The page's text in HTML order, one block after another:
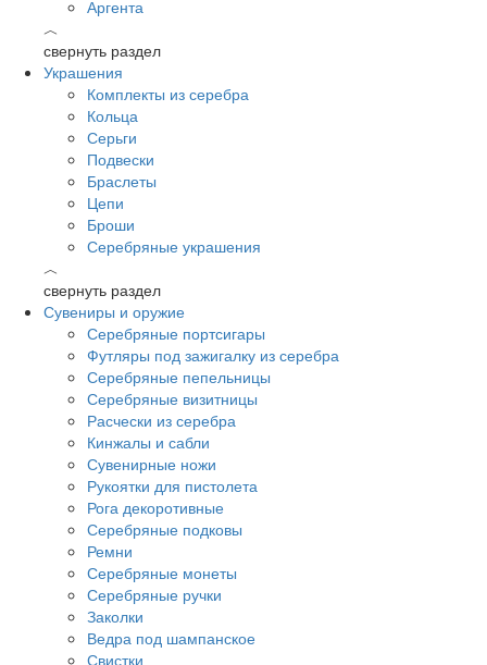
Аргента
︿
свернуть раздел
Украшения
Комплекты из серебра
Кольца
Серьги
Подвески
Браслеты
Цепи
Броши
Серебряные украшения
︿
свернуть раздел
Сувениры и оружие
Серебряные портсигары
Футляры под зажигалку из серебра
Серебряные пепельницы
Серебряные визитницы
Расчески из серебра
Кинжалы и сабли
Сувенирные ножи
Рукоятки для пистолета
Рога декоротивные
Серебряные подковы
Ремни
Серебряные монеты
Серебряные ручки
Заколки
Ведра под шампанское
Свистки